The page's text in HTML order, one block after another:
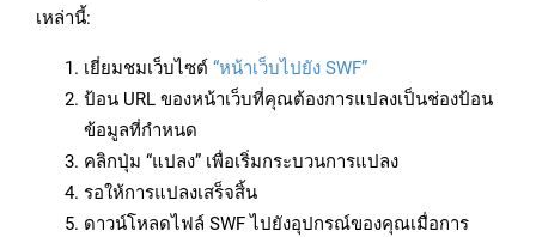
เหล่านี้:
เยี่ยมชมเว็บไซต์ “หน้าเว็บไปยัง SWF”
ป้อน URL ของหน้าเว็บที่คุณต้องการแปลงเป็นช่องป้อน
ข้อมูลที่กำหนด
คลิกปุ่ม “แปลง” เพื่อเริ่มกระบวนการแปลง
รอให้การแปลงเสร็จสิ้น
ดาวน์โหลดไฟล์ SWF ไปยังอุปกรณ์ของคุณเมื่อการ